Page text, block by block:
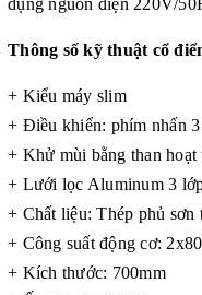
Thông số kỹ thuật cổ
+ Kiểu máy slim
+ Điều khiển: phím nhấn
+ Khử mùi bằng than hoạt
+ Lưới lọc Aluminum 3
+ Chất liệu: Thép phủ sơn
+ Công suất động cơ:
+ Kích thước: 700mm